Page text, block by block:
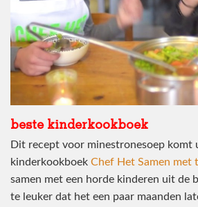
beste kinderkookboek
Dit recept voor minestronesoep komt
kinderkookboek Chef Het Samen met
samen met een horde kinderen uit de
te leuker dat het een paar maanden